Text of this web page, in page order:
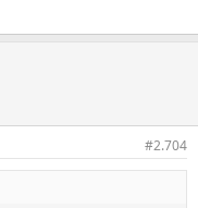
#2.704